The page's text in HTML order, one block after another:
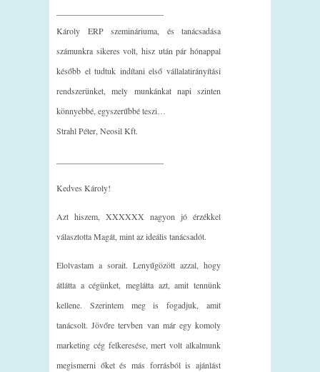
Károly ERP szemináriuma, és tanácsadása
számunkra sikeres volt, hisz után pár hónappal
később el tudtuk indítani első vállalatirányítási
rendszerünket, mely munkánkat napi szinten
könnyebbé, egyszerűbbé teszi…
Strahl Péter, Neosil Kft.
Kedves Károly!
Azt hiszem, XXXXXX nagyon jó érzékkel
választotta Magát, mint az ideális tanácsadót.
Elolvastam a sorait. Lenyűgözött azzal, hogy
átlátta a cégünket, meglátta azt, amit tennünk
kellene. Szerintem meg is fogadjuk, amit
tanácsolt. Jövőre tervben van már egy komoly
marketing cég felkeresése, mert volt alkalmunk
megismerni őket és más forrásból is ajánlást